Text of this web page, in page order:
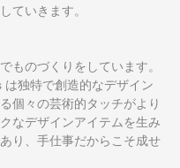
ていきます。
ものづくりをしています。
は独特で創造的なデザイン
個々の芸術的タッチがより
なデザインアイテムを生み
り、手仕事だからこそ成せ